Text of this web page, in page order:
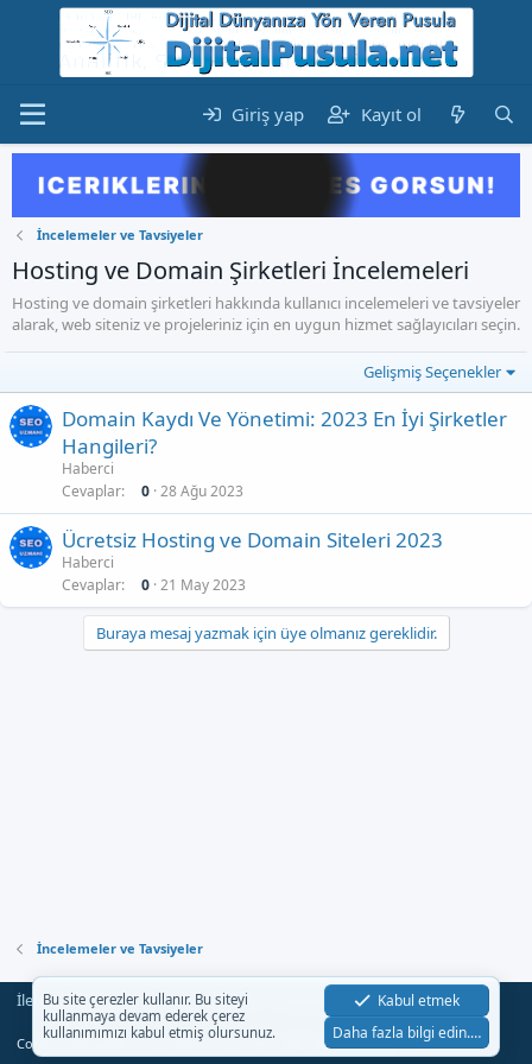
Giriş yap Kayıt ol
İncelemeler ve Tavsiyeler
Hosting ve Domain Şirketleri İncelemeleri
Hosting ve domain şirketleri hakkında kullanıcı incelemeleri ve tavsiyeler
alarak, web siteniz ve projeleriniz için en uygun hizmet sağlayıcıları seçin.
Gelişmiş Seçenekler
Domain Kaydı Ve Yönetimi: 2023 En İyi Şirketler
Hangileri?
Haberci
Cevaplar
0 28 Ağu 2023
Ücretsiz Hosting ve Domain Siteleri 2023
Haberci
Cevaplar
0 21 May 2023
Buraya mesaj yazmak için üye olmanız gereklidir.
İncelemeler ve Tavsiyeler
İletişim Şartlar Gizlilik Yardım
R
S
S
Community platform by XenForo® © 2010-2023 XenForo Ltd.
Bu site çerezler kullanır. Bu siteyi
kullanmaya devam ederek çerez
kullanımımızı kabul etmiş olursunuz.
Kabul etmek
Daha fazla bilgi edin.…